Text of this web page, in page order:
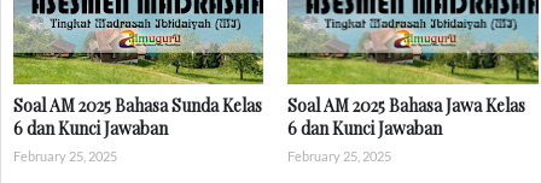
Soal AM 2025 Bahasa Sunda Kelas
6 dan Kunci Jawaban
February 25, 2025
Soal AM 2025 Bahasa Jawa Kelas
6 dan Kunci Jawaban
February 25, 2025